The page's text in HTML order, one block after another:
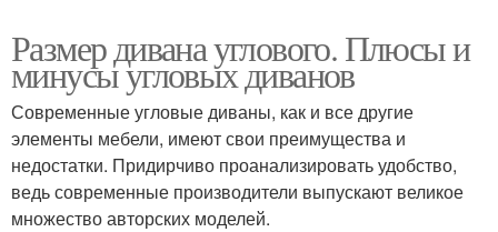
Размер дивана углового. Плюсы и
минусы угловых диванов
Современные угловые диваны, как и все другие
элементы мебели, имеют свои преимущества и
недостатки. Придирчиво проанализировать удобство,
ведь современные производители выпускают великое
множество авторских моделей.